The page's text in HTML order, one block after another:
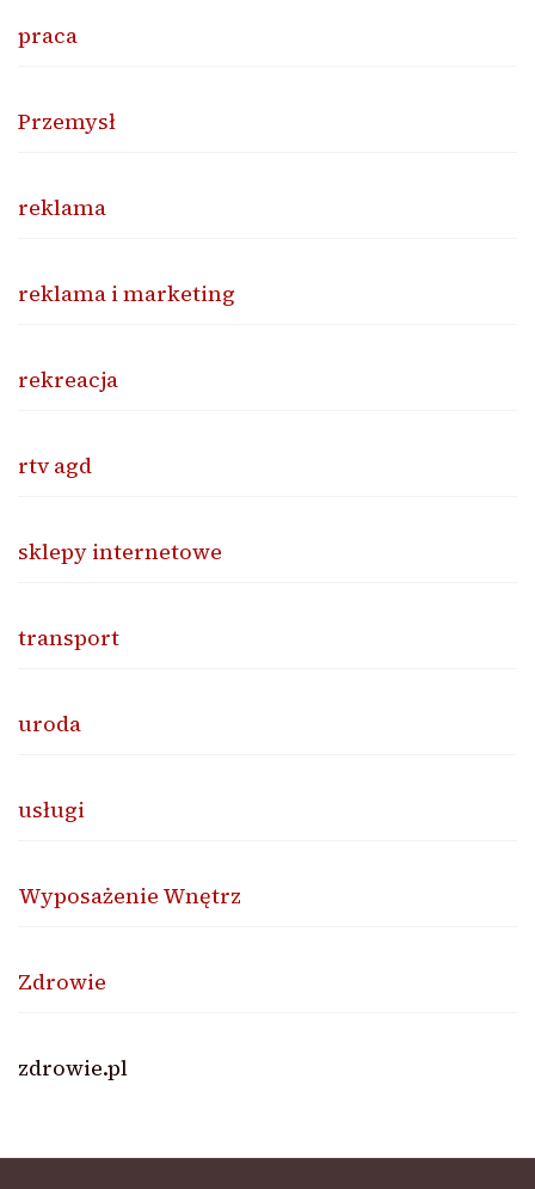
praca
Przemysł
reklama
reklama i marketing
rekreacja
rtv agd
sklepy internetowe
transport
uroda
usługi
Wyposażenie Wnętrz
Zdrowie
zdrowie.pl